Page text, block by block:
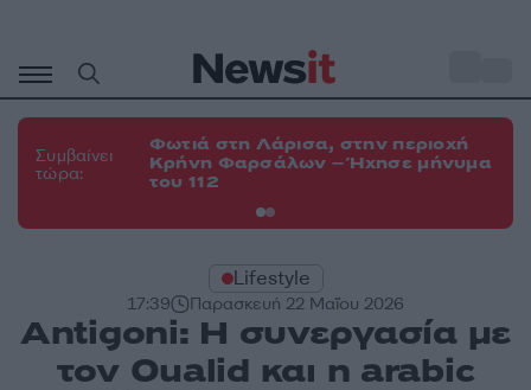
περιεχόμενο
Συμβαίνει
τώρα:
Φωτιά στη Λάρισα, στην περιοχή
Κρήνη Φαρσάλων – Ήχησε μήνυμα
του 112
Lifestyle
17:39 Παρασκευή 22 Μαΐου 2026
Antigoni: Η συνεργασία με
τον Oualid και η arabic